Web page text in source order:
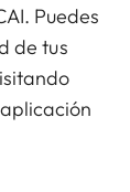
Puedes
de tus